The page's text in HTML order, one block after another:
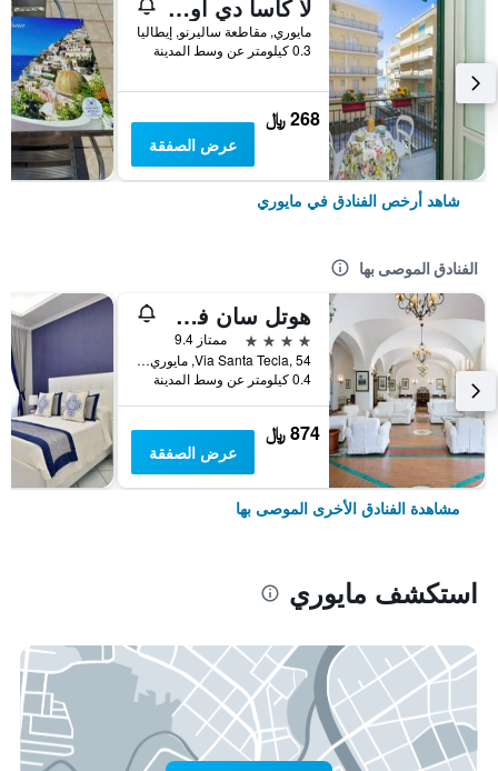
لا كاسا دي أورورا
مايوري, مقاطعة ساليرنو, إيطاليا
0.3 كيلومتر عن وسط المدينة
268 ﷼
عرض الصفقة
شاهد أرخص الفنادق في مايوري
الفنادق الموصى بها
هوتل سان فرانسيسكو
4 نجوم
ممتاز 9.4
Via Santa Tecla, 54, مايوري, مقاطعة ساليرنو, إيطاليا
0.4 كيلومتر عن وسط المدينة
874 ﷼
عرض الصفقة
مشاهدة الفنادق الأخرى الموصى بها
استكشف مايوري